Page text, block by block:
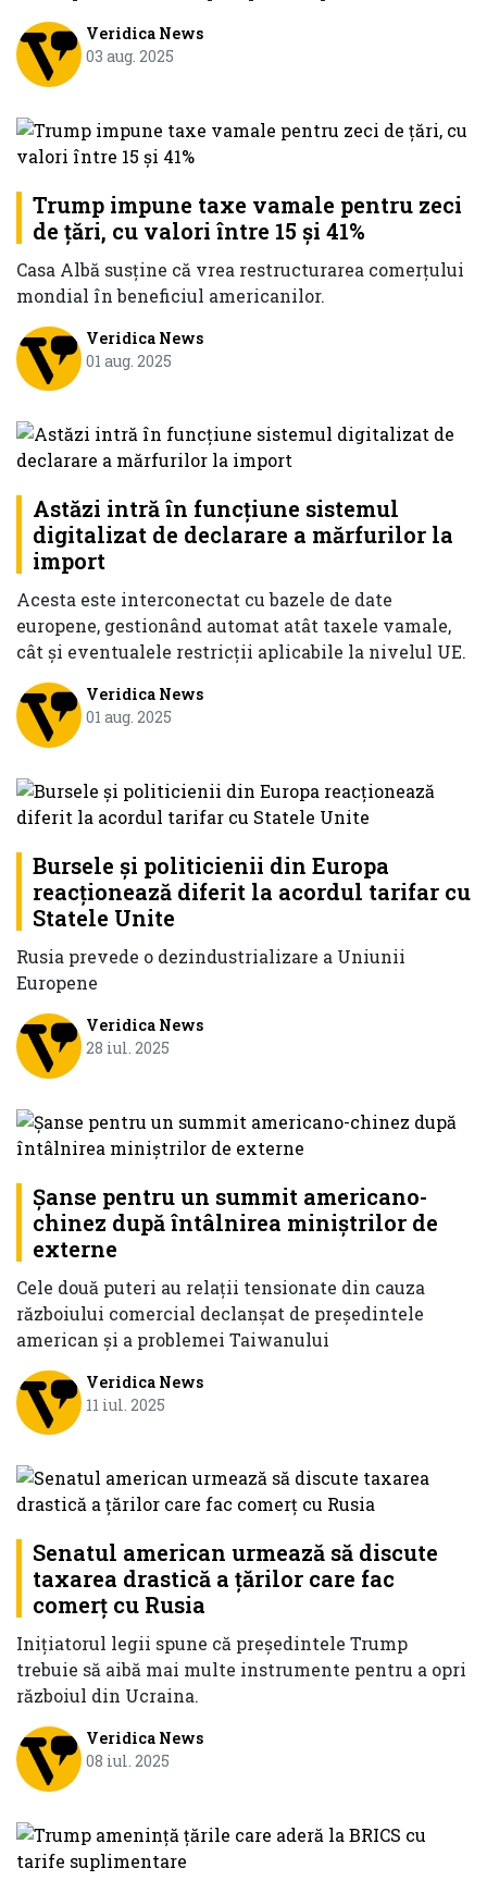
Veridica News
03 aug. 2025
Trump impune taxe vamale pentru zeci
de ţări, cu valori între 15 şi 41%
Casa Albă susţine că vrea restructurarea comerţului
mondial în beneficiul americanilor.
Veridica News
01 aug. 2025
Astăzi intră în funcțiune sistemul
digitalizat de declarare a mărfurilor la
import
Acesta este interconectat cu bazele de date
europene, gestionând automat atât taxele vamale,
cât și eventualele restricții aplicabile la nivelul UE.
Veridica News
01 aug. 2025
Bursele şi politicienii din Europa
reacţionează diferit la acordul tarifar cu
Statele Unite
Rusia prevede o dezindustrializare a Uniunii
Europene
Veridica News
28 iul. 2025
Șanse pentru un summit americano-
chinez după întâlnirea miniștrilor de
externe
Cele două puteri au relații tensionate din cauza
războiului comercial declanșat de președintele
american și a problemei Taiwanului
Veridica News
11 iul. 2025
Senatul american urmează să discute
taxarea drastică a ţărilor care fac
comerţ cu Rusia
Iniţiatorul legii spune că preşedintele Trump
trebuie să aibă mai multe instrumente pentru a opri
războiul din Ucraina.
Veridica News
08 iul. 2025